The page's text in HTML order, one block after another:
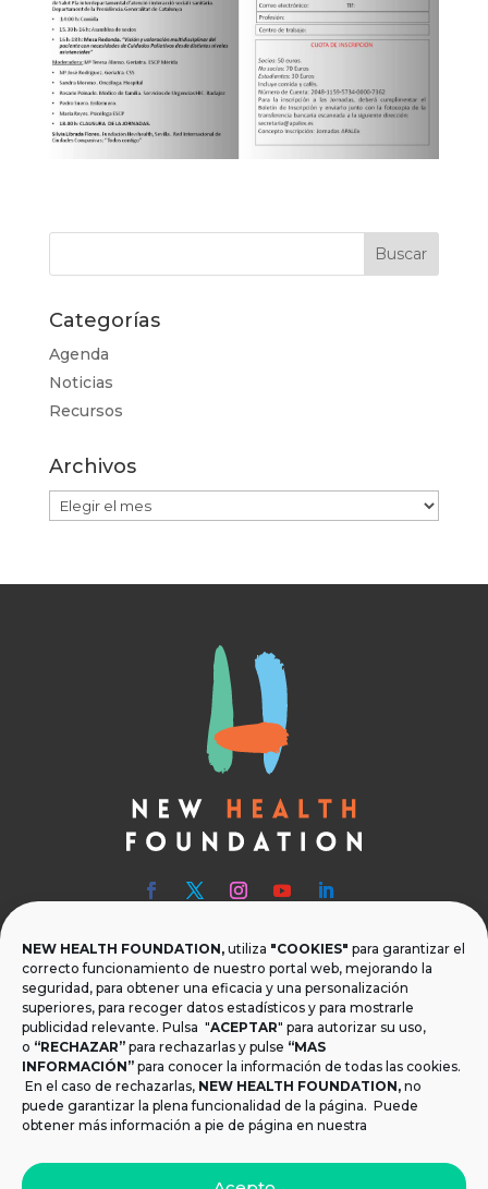
NEW HEALTH FOUNDATION, utiliza "COOKIES" para garantizar el
correcto funcionamiento de nuestro portal web, mejorando la
seguridad, para obtener una eficacia y una personalización
superiores, para recoger datos estadísticos y para mostrarle
publicidad relevante. Pulsa "ACEPTAR" para autorizar su uso,
o “RECHAZAR” para rechazarlas y pulse “MAS
INFORMACIÓN” para conocer la información de todas las cookies.
En el caso de rechazarlas, NEW HEALTH FOUNDATION, no
puede garantizar la plena funcionalidad de la página. Puede
obtener más información a pie de página en nuestra
Categorías
Agenda
Noticias
Recursos
Archivos
Archivos
 Teléfono
T.+34 954 219 597
 Dónde estamos
Calle Monsalves 35 Local 2. 41001, Sevilla.
España
 Email